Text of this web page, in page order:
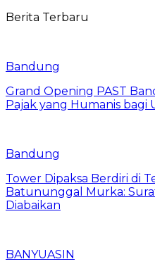
Berita Terbaru
Bandung
Grand Opening PAST
Pajak yang Humanis bagi
Bandung
Tower Dipaksa Berdiri di
Batununggal Murka:
Diabaikan
BANYUASIN